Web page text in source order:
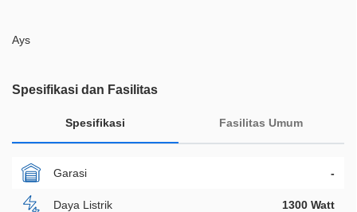
Ays
Spesifikasi dan Fasilitas
Spesifikasi Fasilitas Umum
Garasi -
Daya Listrik 1300 Watt